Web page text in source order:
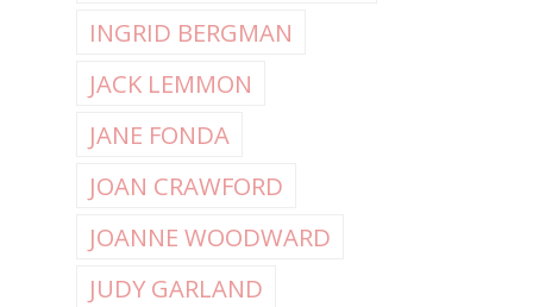
INGRID BERGMAN
JACK LEMMON
JANE FONDA
JOAN CRAWFORD
JOANNE WOODWARD
JUDY GARLAND